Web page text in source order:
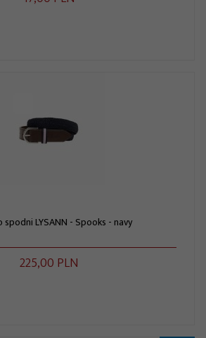
spodni LYSANN - Spooks - navy
225,00 PLN